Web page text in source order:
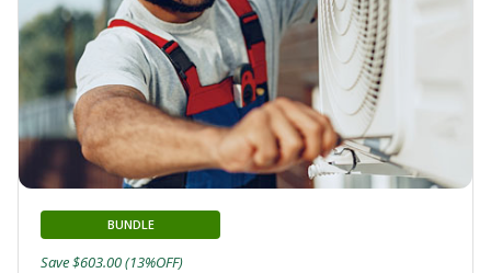
BUNDLE
Save $603.00 (13%OFF)